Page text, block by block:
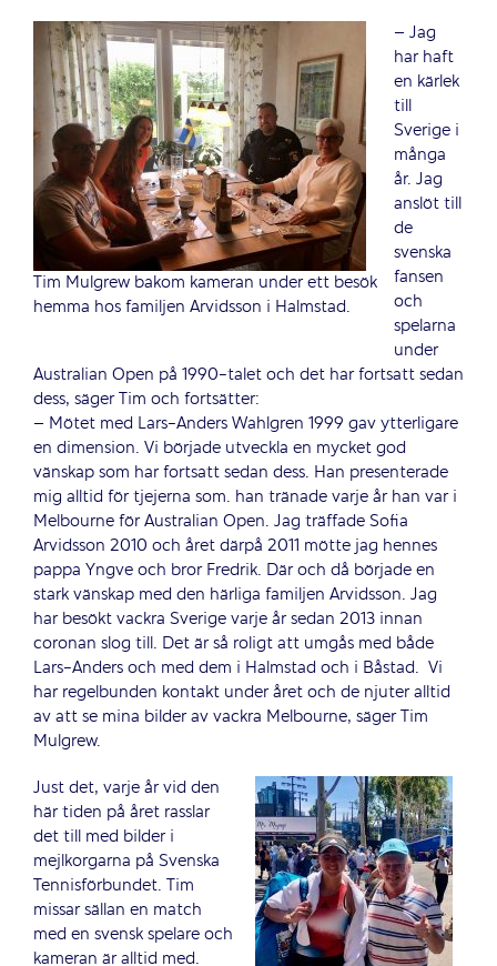
Tim Mulgrew bakom kameran under ett besök
hemma hos familjen Arvidsson i Halmstad.
– Jag
har haft
en kärlek
till
Sverige i
många
år. Jag
anslöt till
de
svenska
fansen
och
spelarna
under
Australian Open på 1990-talet och det har fortsatt sedan
dess, säger Tim och fortsätter:
– Mötet med Lars-Anders Wahlgren 1999 gav ytterligare
en dimension. Vi började utveckla en mycket god
vänskap som har fortsatt sedan dess. Han presenterade
mig alltid för tjejerna som. han tränade varje år han var i
Melbourne för Australian Open. Jag träffade Sofia
Arvidsson 2010 och året därpå 2011 mötte jag hennes
pappa Yngve och bror Fredrik. Där och då började en
stark vänskap med den härliga familjen Arvidsson. Jag
har besökt vackra Sverige varje år sedan 2013 innan
coronan slog till. Det är så roligt att umgås med både
Lars-Anders och med dem i Halmstad och i Båstad. Vi
har regelbunden kontakt under året och de njuter alltid
av att se mina bilder av vackra Melbourne, säger Tim
Mulgrew.
Just det, varje år vid den
här tiden på året rasslar
det till med bilder i
mejlkorgarna på Svenska
Tennisförbundet. Tim
missar sällan en match
med en svensk spelare och
kameran är alltid med.